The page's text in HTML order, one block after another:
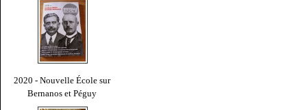
2020 - Nouvelle École sur
Bernanos et Péguy